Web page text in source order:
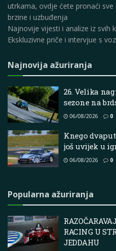
utrkama, ovdje ćete pronaći
brzine i uzbuđenja
Najnovije vijesti i analize iz svih
Ekskluzivne priče i intervjue s
Najnovija ažuriranja
26. Velika
sezone na
06/08/2026 0
Knego
još uvijek u
06/08/2026 0
Popularna ažuriranja
RACING U
JEDDAHU